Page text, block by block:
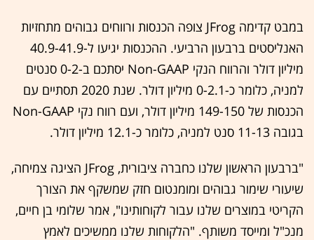
במבט קדימה JFrog צופה הכנסות ורווחים גבוהים מתחזיות
האנליסטים ברבעון הרביעי. ההכנסות יגיעו ל-40.9-41.9
מיליון דולר והרווח הנקי Non-GAAP יסתכם ב-0-2 סנטים
למניה, כלומר כ-0-2.1 מיליון דולר. שנת 2020 תסתיים עם
הכנסות של 149-150 מיליון דולר, ועם רווח נקי Non-GAAP
בגובה 11-13 סנט למניה, כלומר כ-12.1 מיליון דולר.
"ברבעון הראשון שלנו כחברה ציבורית, JFrog הציגה צמיחה,
שיעורי שימור גבוהים ומומנטום חזק שמשקף את הצורך
הקריטי במוצרים שלנו עבור לקוחותינו", אמר שלומי בן חיים,
מנכ"ל ומייסד משותף. "הלקוחות שלנו ממשיכים לאמץ